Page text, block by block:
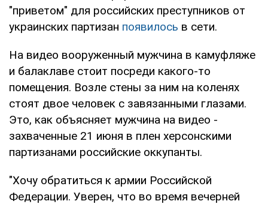
"приветом" для российских преступников от
украинских партизан появилось в сети.
На видео вооруженный мужчина в камуфляже
и балаклаве стоит посреди какого-то
помещения. Возле стены за ним на коленях
стоят двое человек с завязанными глазами.
Это, как объясняет мужчина на видео -
захваченные 21 июня в плен херсонскими
партизанами российские оккупанты.
"Хочу обратиться к армии Российской
Федерации. Уверен, что во время вечерней